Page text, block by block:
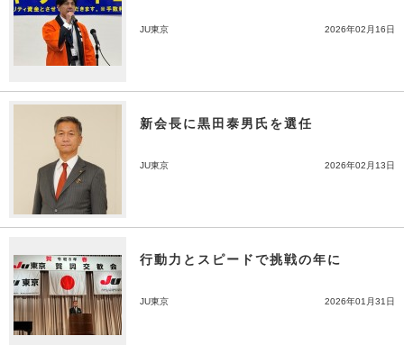
JU東京 2026年02月16日
新会長に黒田泰男氏を選任
JU東京 2026年02月13日
行動力とスピードで挑戦の年に
JU東京 2026年01月31日